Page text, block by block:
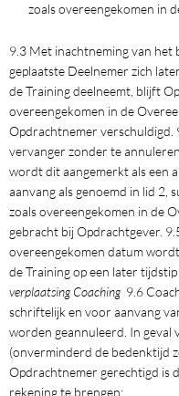
zoals overeengekomen in
9.3 Met inachtneming van het
geplaatste Deelnemer zich
de Training deelneemt, blijft
overeengekomen in de
Opdrachtnemer verschuldigd.
vervanger zonder te
wordt dit aangemerkt als een
aanvang als genoemd in lid 2,
zoals overeengekomen in de
gebracht bij Opdrachtgever.
overeengekomen datum
de Training op een later
verplaatsing Coaching 9.6
schriftelijk en voor aanvang
worden geannuleerd. In geval
(onverminderd de bedenktijd
Opdrachtnemer gerechtigd is
rekening te brengen: